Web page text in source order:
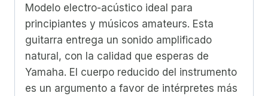
Modelo electro-acústico ideal para
principiantes y músicos amateurs. Esta
guitarra entrega un sonido amplificado
natural, con la calidad que esperas de
Yamaha. El cuerpo reducido del instrumento
es un argumento a favor de intérpretes más